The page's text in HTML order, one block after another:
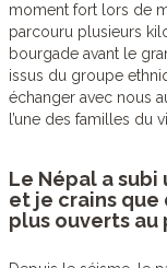
moment fort lors de
parcouru plusieurs
bourgade avant le
issus du groupe
échanger avec nous
l’une des familles du
Le Népal a subi
et je crains que
plus ouverts au